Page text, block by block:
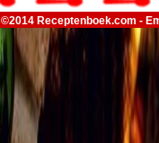
©2014 Receptenboek.com -